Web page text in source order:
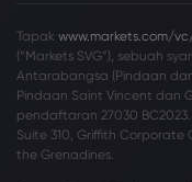
Tapak www.markets.com/
(“Markets SVG”), sebuah
Antarabangsa (Pindaan
Pindaan Saint Vincent dan
pendaftaran 27030
Suite 310, Griffith
the Grenadines.